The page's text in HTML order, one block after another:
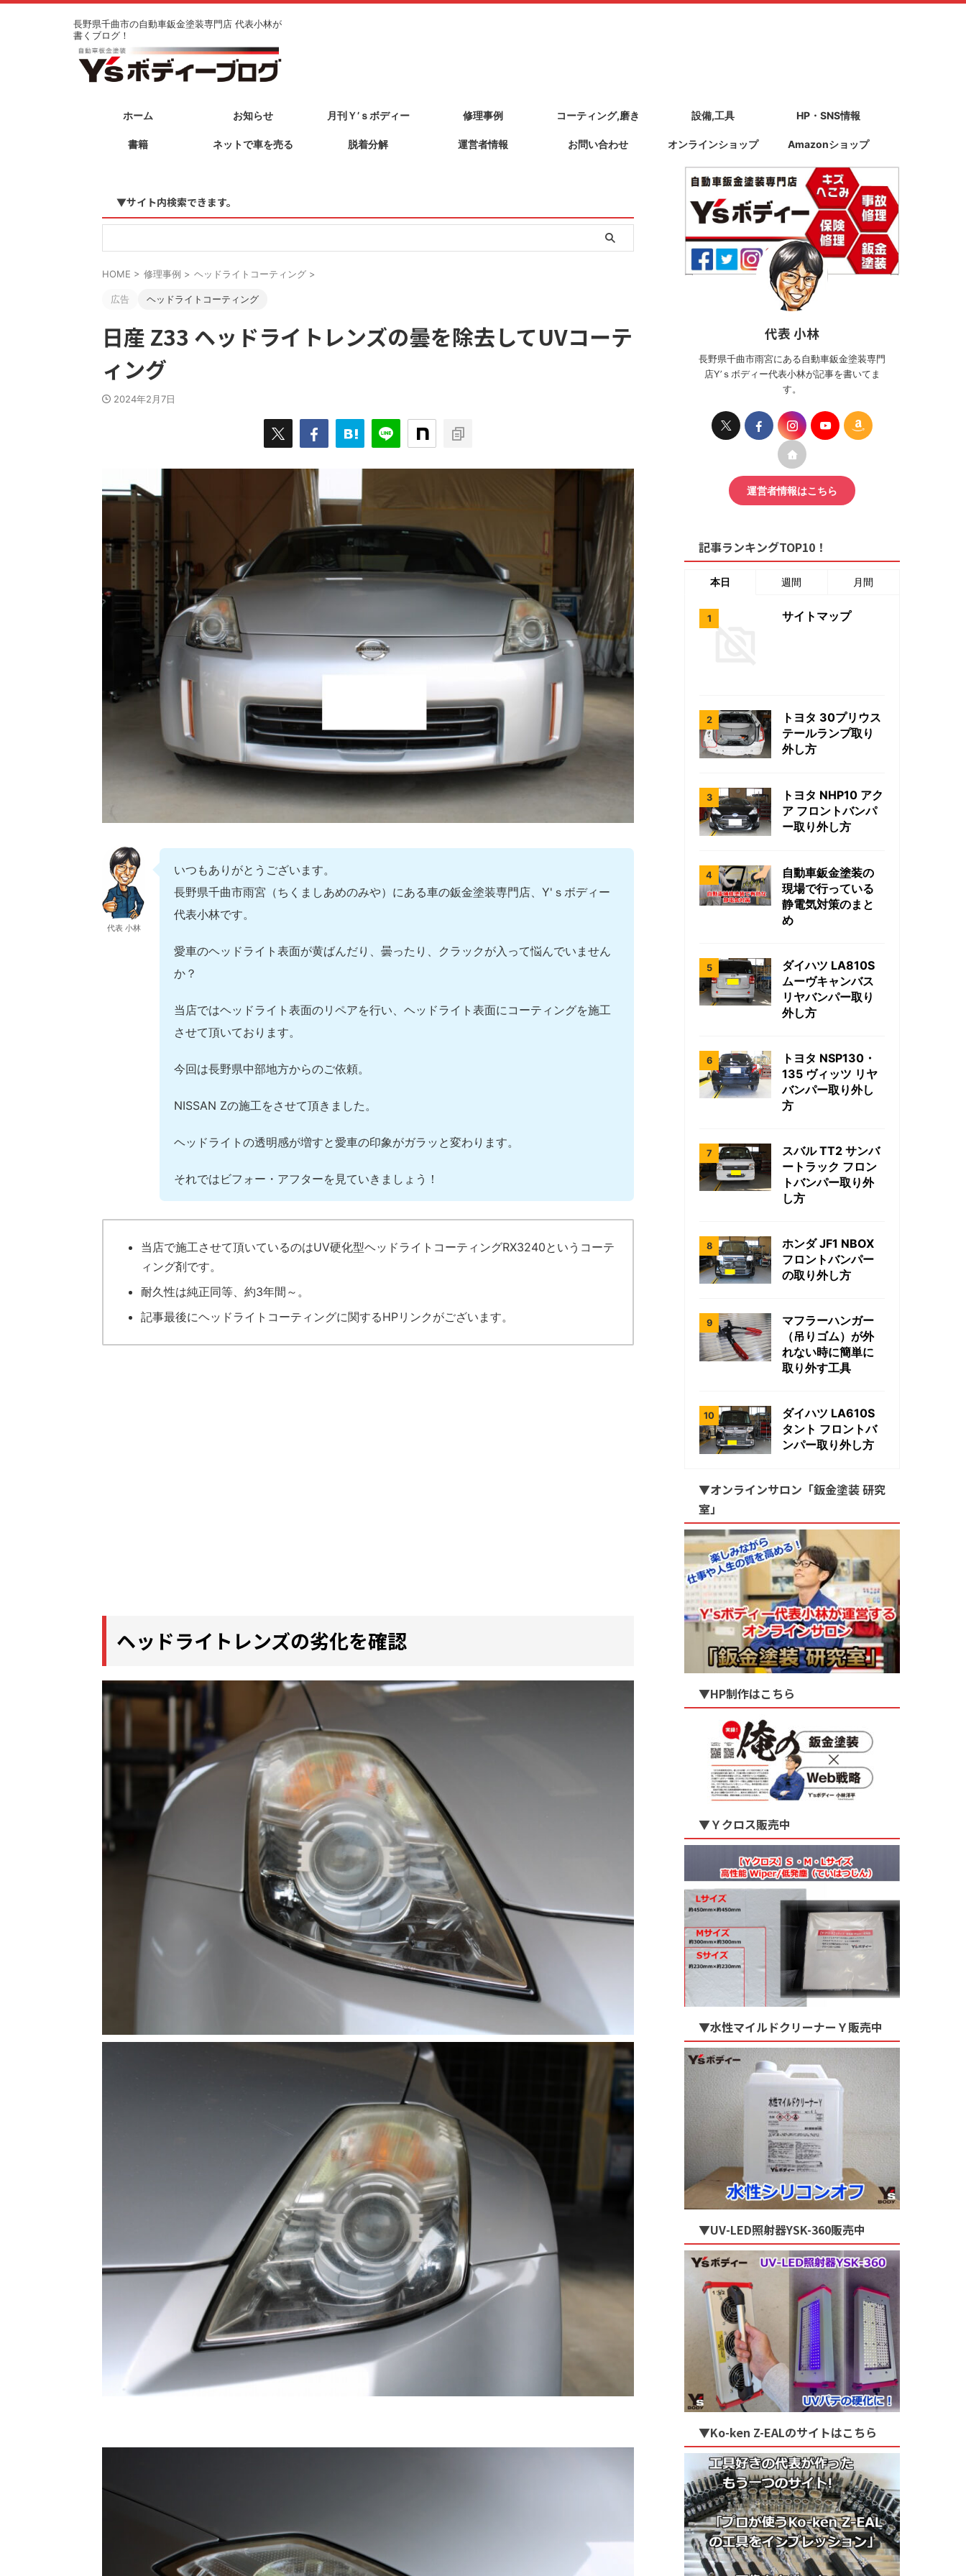
長野県千曲市の自動車鈑金塗装専門店 代表小林が
書くブログ！
ホーム お知らせ 月刊Ｙ’ｓボディー 修理事例 コーティング,磨き 設備,工具 HP・SNS情報
書籍 ネットで車を売る 脱着分解 運営者情報 お問い合わせ オンラインショップ Amazonショップ
▼サイト内検索できます。
HOME > 修理事例 > ヘッドライトコーティング >
広告 ヘッドライトコーティング
日産 Z33 ヘッドライトレンズの曇を除去してUVコーテ
ィング
2024年2月7日
代表 小林
いつもありがとうございます。
長野県千曲市雨宮（ちくましあめのみや）にある車の鈑金塗装専門店、Y'ｓボディー
代表小林です。
愛車のヘッドライト表面が黄ばんだり、曇ったり、クラックが入って悩んでいません
か？
当店ではヘッドライト表面のリペアを行い、ヘッドライト表面にコーティングを施工
させて頂いております。
今回は長野県中部地方からのご依頼。
NISSAN Zの施工をさせて頂きました。
ヘッドライトの透明感が増すと愛車の印象がガラッと変わります。
それではビフォー・アフターを見ていきましょう！
当店で施工させて頂いているのはUV硬化型ヘッドライトコーティングRX3240というコーテ
ィング剤です。
耐久性は純正同等、約3年間～。
記事最後にヘッドライトコーティングに関するHPリンクがございます。
ヘッドライトレンズの劣化を確認
代表 小林
長野県千曲市雨宮にある自動車鈑金塗装専門
店Y’ｓボディー代表小林が記事を書いてま
す。
運営者情報はこちら
記事ランキングTOP10！
本日 週間 月間
サイトマップ
トヨタ 30プリウス
テールランプ取り
外し方
トヨタ NHP10 アク
ア フロントバンパ
ー取り外し方
自動車鈑金塗装の
現場で行っている
静電気対策のまと
め
ダイハツ LA810S
ムーヴキャンバス
リヤバンパー取り
外し方
トヨタ NSP130・
135 ヴィッツ リヤ
バンパー取り外し
方
スバル TT2 サンバ
ートラック フロン
トバンパー取り外
し方
ホンダ JF1 NBOX
フロントバンパー
の取り外し方
マフラーハンガー
（吊りゴム）が外
れない時に簡単に
取り外す工具
ダイハツ LA610S
タント フロントバ
ンパー取り外し方
▼オンラインサロン「鈑金塗装 研究
室」
▼HP制作はこちら
▼Ｙクロス販売中
▼水性マイルドクリーナーＹ販売中
▼UV-LED照射器YSK-360販売中
▼Ko-ken Z-EALのサイトはこちら